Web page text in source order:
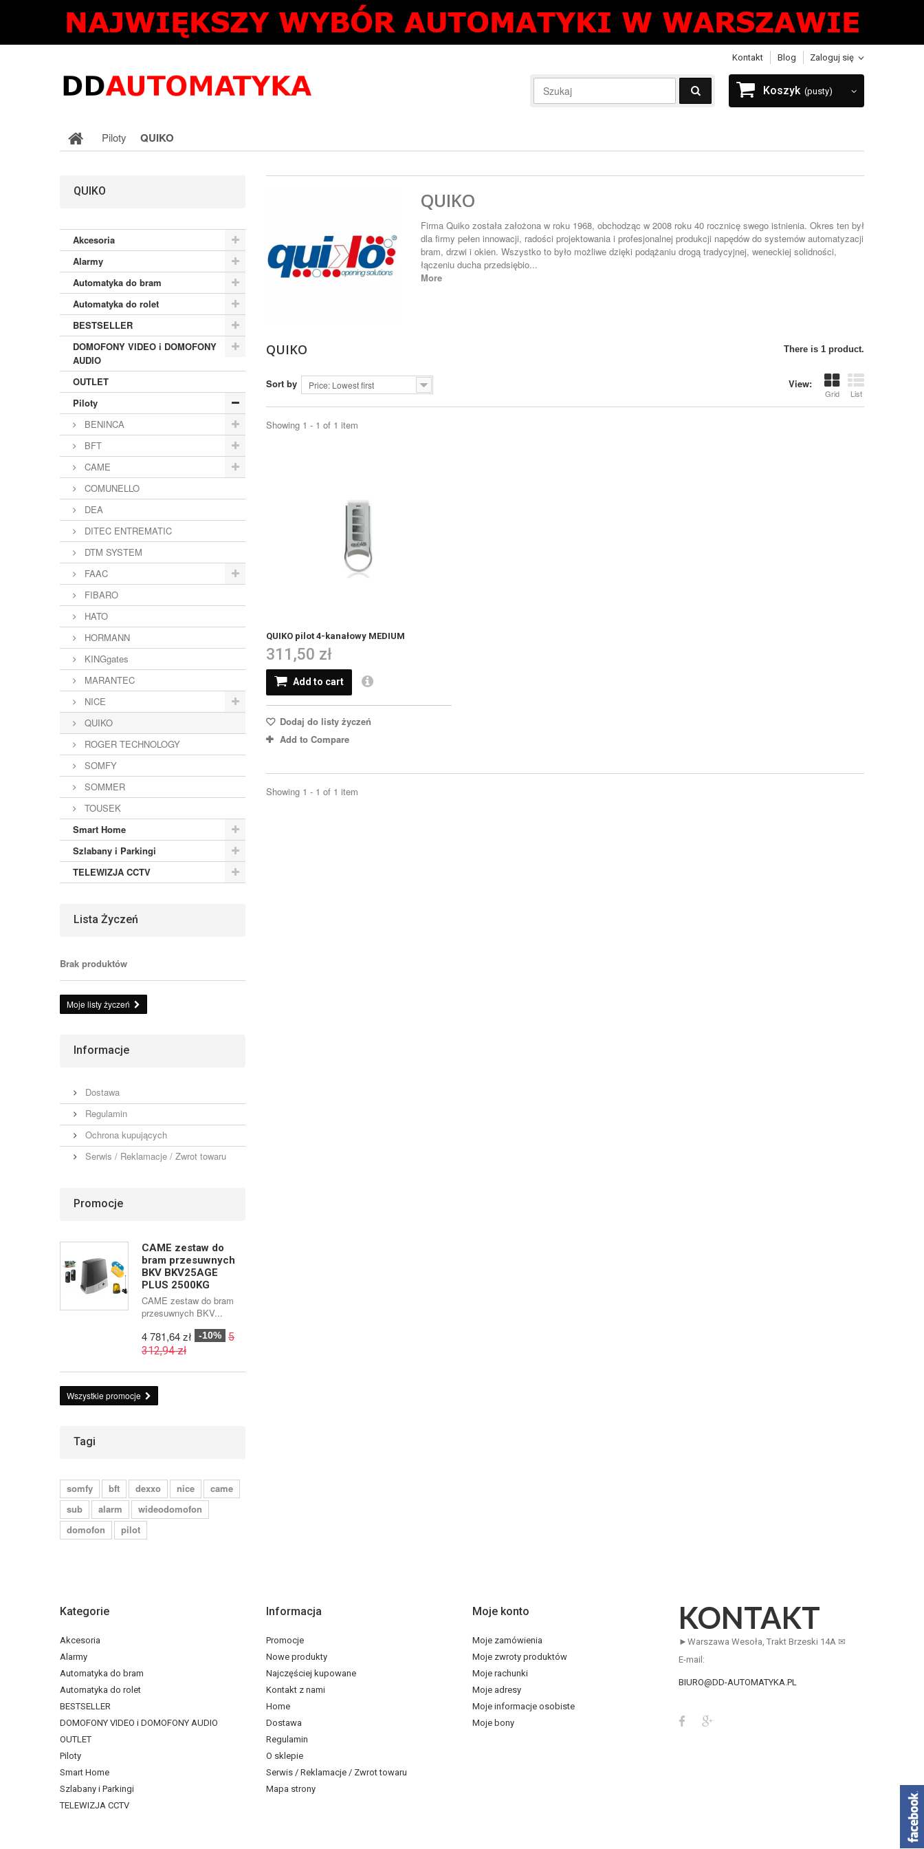
Zaloguj się
Kontakt Blog
Koszyk (pusty)
Piloty QUIKO
QUIKO
Firma Quiko została założona w roku 1968, obchodząc w 2008 roku 40 rocznicę swego istnienia. Okres ten był
dla firmy pełen innowacji, radości projektowania i profesjonalnej produkcji napędów do systemów automatyzacji
bram, drzwi i okien. Wszystko to było możliwe dzięki podążaniu drogą tradycyjnej, weneckiej solidności,
łączeniu ducha przedsiębio...
More
QUIKO There is 1 product.
View:
Grid List
Sort by Price: Lowest first
Showing 1 - 1 of 1 item
QUIKO pilot 4-kanałowy MEDIUM
311,50 zł
Add to cart
Dodaj do listy życzeń
Add to Compare
Showing 1 - 1 of 1 item
QUIKO
Akcesoria
Alarmy
Automatyka do bram
Automatyka do rolet
BESTSELLER
DOMOFONY VIDEO i DOMOFONY
AUDIO
OUTLET
Piloty
BENINCA
BFT
CAME
COMUNELLO
DEA
DITEC ENTREMATIC
DTM SYSTEM
FAAC
FIBARO
HATO
HORMANN
KINGgates
MARANTEC
NICE
QUIKO
ROGER TECHNOLOGY
SOMFY
SOMMER
TOUSEK
Smart Home
Szlabany i Parkingi
TELEWIZJA CCTV
Lista Życzeń
Brak produktów
Moje listy życzeń
Informacje
Dostawa
Regulamin
Ochrona kupujących
Serwis / Reklamacje / Zwrot towaru
Promocje
CAME zestaw do
bram przesuwnych
BKV BKV25AGE
PLUS 2500KG
CAME zestaw do bram
przesuwnych BKV...
4 781,64 zł -10%
5
312,94 zł
Wszystkie promocje
Tagi
somfy bft dexxo nice
came
sub
alarm
wideodomofon
domofon
pilot
Kategorie
Akcesoria
Alarmy
Automatyka do bram
Automatyka do rolet
BESTSELLER
DOMOFONY VIDEO i DOMOFONY AUDIO
OUTLET
Piloty
Smart Home
Szlabany i Parkingi
TELEWIZJA CCTV
Informacja
Promocje
Nowe produkty
Najczęściej kupowane
Kontakt z nami
Home
Dostawa
Regulamin
O sklepie
Serwis / Reklamacje / Zwrot towaru
Mapa strony
Moje konto
Moje zamówienia
Moje zwroty produktów
Moje rachunki
Moje adresy
Moje informacje osobiste
Moje bony
KONTAKT
►Warszawa Wesoła, Trakt Brzeski 14A ✉
E-mail:
BIURO@DD-AUTOMATYKA.PL